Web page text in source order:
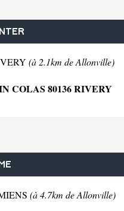
(à 2.1km de Allonville)
COLAS 80136 RIVERY
(à 4.7km de Allonville)